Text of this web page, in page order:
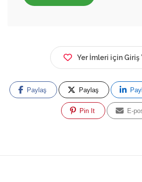
Yer İmleri için Giriş
Paylaş Paylaş
Pin It E-